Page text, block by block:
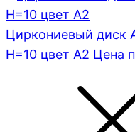
Циркониевый диск
H=10 цвет A2 Цена